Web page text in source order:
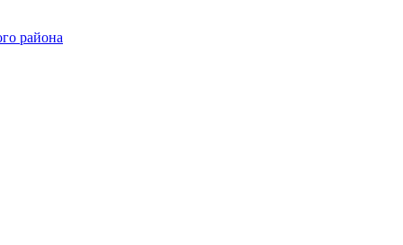
района